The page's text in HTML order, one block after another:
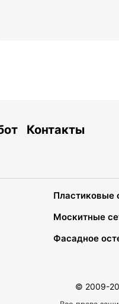
Контакты
Пластиковые
Москитные
Фасадное
© 2009-